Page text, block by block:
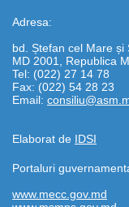
Adresa:
bd. Ștefan cel Mare și
MD 2001, Republica
Tel: (022) 27 14 78
Fax: (022) 54 28 23
Email:
Elaborat de IDSI
Portaluri
www.mecc.gov.md